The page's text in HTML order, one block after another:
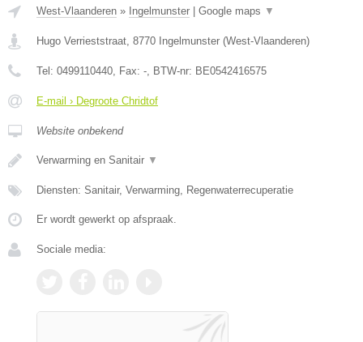
West-Vlaanderen » Ingelmunster Google maps ▼
Hugo Verrieststraat, 8770 Ingelmunster (West-Vlaanderen)
Tel: 0499110440, Fax: -, BTW-nr: BE0542416575
E-mail › Degroote Chridtof
Website onbekend
Verwarming en Sanitair ▼
Diensten: Sanitair, Verwarming, Regenwaterrecuperatie
Er wordt gewerkt op afspraak.
Sociale media: